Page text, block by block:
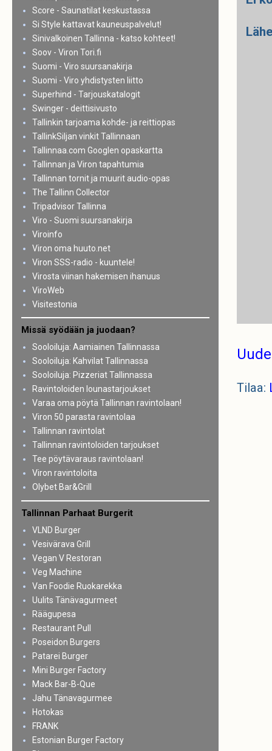
Tilaa:
Score - Saunatilat keskustassa
Si Style kattavat kauneuspalvelut!
Sinivalkoinen Tallinna - katso kohteet!
Soov - Viron Tori.fi
Suomi - Viro suursanakirja
Suomi - Viro yhdistysten liitto
Superhind - Tarjouskatalogit
Swinger - deittisivusto
Tallinkin tarjoama kohde- ja reittiopas
TallinkSiljan vinkit Tallinnaan
Tallinnaa.com Googlen opaskartta
Tallinnan ja Viron tapahtumia
Tallinnan tornit ja muurit audio-opas
The Tallinn Collector
Tripadvisor Tallinna
Viro - Suomi suursanakirja
Viroinfo
Viron oma huuto.net
Viron SSS-radio - kuuntele!
Virosta viinan hakemisen ihanuus
ViroWeb
Visitestonia
Missä syödään ja juodaan?
Sooloiluja: Aamiainen Tallinnassa
Sooloiluja: Kahvilat Tallinnassa
Sooloiluja: Pizzeriat Tallinnassa
Ravintoloiden lounastarjoukset
Varaa oma pöytä Tallinnan ravintolaan!
Viron 50 parasta ravintolaa
Tallinnan ravintolat
Tallinnan ravintoloiden tarjoukset
Tee pöytävaraus ravintolaan!
Viron ravintoloita
Olybet Bar&Grill
Tallinnan Parhaat Burgerit
VLND Burger
Vesivärava Grill
Vegan V Restoran
Veg Machine
Van Foodie Ruokarekka
Uulits Tänävagurmeet
Räägupesa
Restaurant Pull
Poseidon Burgers
Patarei Burger
Mini Burger Factory
Mack Bar-B-Que
Jahu Tänavagurmee
Hotokas
FRANK
Estonian Burger Factory